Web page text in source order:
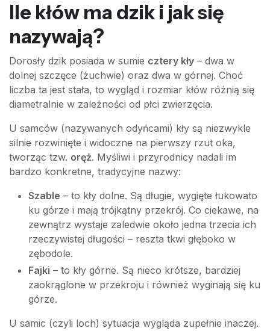
Ile kłów ma dzik i jak się
nazywają?
Dorosły dzik posiada w sumie cztery kły – dwa w
dolnej szczęce (żuchwie) oraz dwa w górnej. Choć
liczba ta jest stała, to wygląd i rozmiar kłów różnią się
diametralnie w zależności od płci zwierzęcia.
U samców (nazywanych odyńcami) kły są niezwykle
silnie rozwinięte i widoczne na pierwszy rzut oka,
tworząc tzw. oręż. Myśliwi i przyrodnicy nadali im
bardzo konkretne, tradycyjne nazwy:
Szable – to kły dolne. Są długie, wygięte łukowato
ku górze i mają trójkątny przekrój. Co ciekawe, na
zewnątrz wystaje zaledwie około jedna trzecia ich
rzeczywistej długości – reszta tkwi głęboko w
zębodole.
Fajki – to kły górne. Są nieco krótsze, bardziej
zaokrąglone w przekroju i również wyginają się ku
górze.
U samic (czyli loch) sytuacja wygląda zupełnie inaczej.